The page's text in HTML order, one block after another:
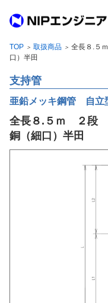
TOP
事業内容
取扱製品
各種実績
会社案内
TOP ＞ 取扱商品 ＞ 全長８.５
口）半田
支持管
亜鉛メッキ鋼管 自立
全長８.５ｍ ２段
銅（細口）半田